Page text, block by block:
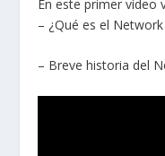
En este primer vídeo
– ¿Qué es el
– Breve historia del